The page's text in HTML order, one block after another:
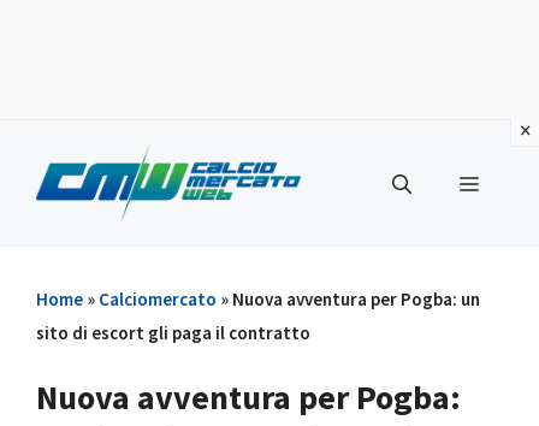
contenuto
Menu
Home » Calciomercato » Nuova avventura per Pogba: un
sito di escort gli paga il contratto
Nuova avventura per Pogba: